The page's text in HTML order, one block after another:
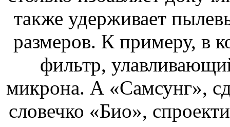
также удерживает
размеров. К примеру, в
фильтр,
микрона. А «Самсунг»,
словечко «Био»,